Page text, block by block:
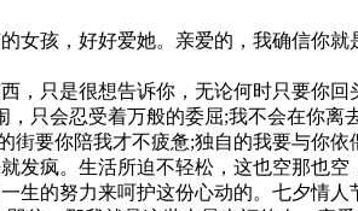
孩，好好爱她。亲爱的，我确信你就
只是很想告诉你，无论何时只要你回
只会忍受着万般的委屈;我不会在你离
要你陪我才不疲惫;独自的我要与你依
疯。生活所迫不轻松，这也空那也
生的努力来呵护这份心动的。七夕情人